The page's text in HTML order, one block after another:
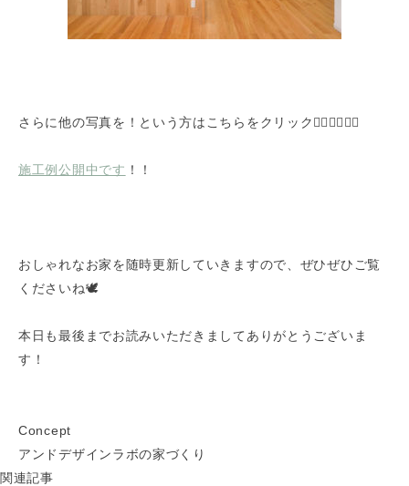
さらに他の写真を！という方はこちらをクリック👇🏻👇🏻👇🏻
施工例公開中です ！！
おしゃれなお家を随時更新していきますので、ぜひぜひご覧
くださいね🕊
本日も最後までお読みいただきましてありがとうございま
す！
Concept
アンドデザインラボの家づくり
関連記事